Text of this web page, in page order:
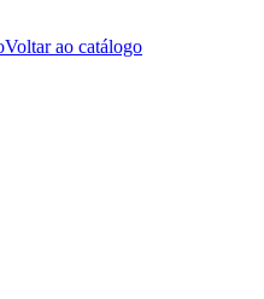
Voltar ao catálogo